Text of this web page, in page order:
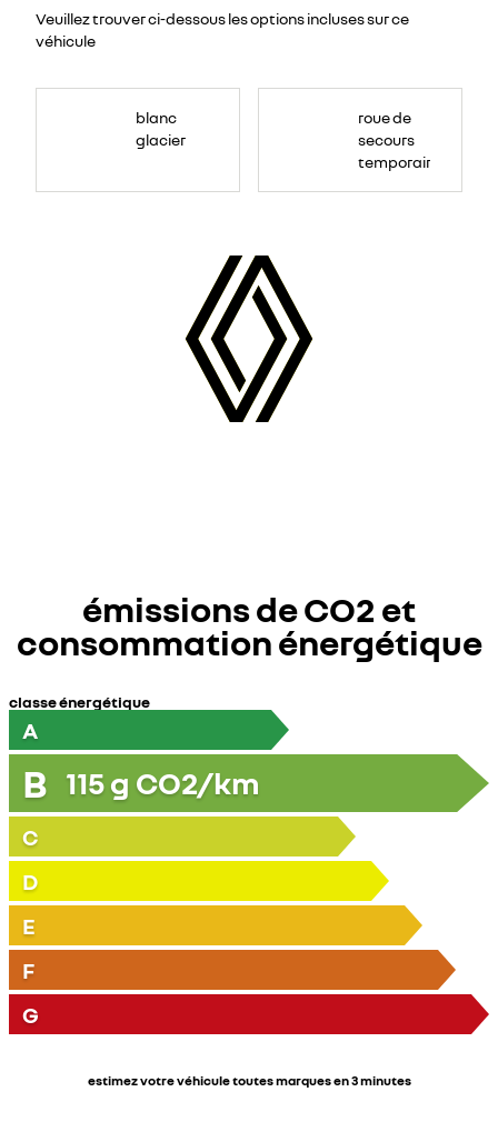
Veuillez trouver ci-dessous les options incluses sur ce
véhicule
blanc
glacier
roue de
secours
temporaire
émissions de CO2 et
consommation énergétique
classe énergétique
A
B 115g CO2/km
C
D
E
F
G
estimez votre véhicule toutes marques en 3 minutes